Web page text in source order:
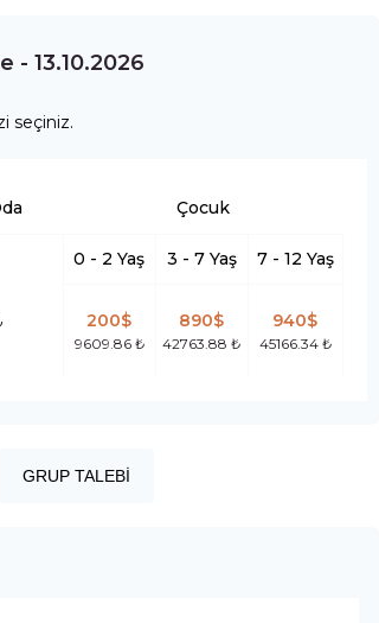
- 13.10.2026
seçiniz.
Çocuk
0 - 2 Yaş
200$
9609.86 ₺
3 - 7 Yaş
890$
42763.88 ₺
7 - 12 Yaş
940$
45166.34 ₺
GRUP TALEBİ